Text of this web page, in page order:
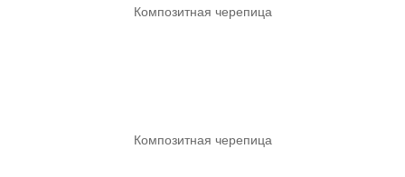
Композитная черепица
Композитная черепица